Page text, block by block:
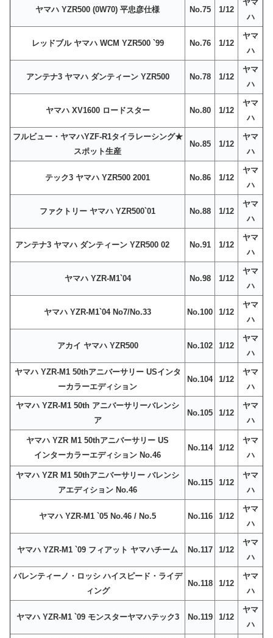
ヤマハ YZR500 (0W70) 平忠彦仕様 No.75 1/12
ヤマ
ハ
レッドブル ヤマハ WCM YZR500 `99 No.76 1/12
ヤマ
ハ
アンテナ3 ヤマハ ダンティーン YZR500 No.78 1/12
ヤマ
ハ
ヤマハ XV1600 ロードスター No.80 1/12
ヤマ
ハ
フルビュー・ヤマハYZF-R1タイラレーシング★
スポット生産
No.85 1/12
ヤマ
ハ
テック3 ヤマハ YZR500 2001 No.86 1/12
ヤマ
ハ
ファクトリー ヤマハ YZR500`01 No.88 1/12
ヤマ
ハ
アンテナ3 ヤマハ ダンティーン YZR500 02 No.91 1/12
ヤマ
ハ
ヤマハ YZR-M1`04 No.98 1/12
ヤマ
ハ
ヤマハ YZR-M1`04 No7/No.33 No.100 1/12
ヤマ
ハ
アカイ ヤマハ YZR500 No.102 1/12
ヤマ
ハ
ヤマハ YZR-M1 50thアニバーサリー USインタ
ーカラーエディション
No.104 1/12
ヤマ
ハ
ヤマハ YZR-M1 50th アニバーサリーバレンシ
ア
No.105 1/12
ヤマ
ハ
ヤマハ YZR M1 50thアニバーサリー US
インターカラーエディション No.46
No.114 1/12
ヤマ
ハ
ヤマハ YZR M1 50thアニバーサリー バレンシ
アエディション No.46
No.115 1/12
ヤマ
ハ
ヤマハ YZR-M1 `05 No.46 / No.5 No.116 1/12
ヤマ
ハ
ヤマハ YZR-M1 `09 フィアット ヤマハチーム No.117 1/12
ヤマ
ハ
バレンティーノ・ロッシ ハイスピード・ライデ
ィング
No.118 1/12
ヤマ
ハ
ヤマハ YZR-M1 `09 モンスターヤマハテック3 No.119 1/12
ヤマ
ハ